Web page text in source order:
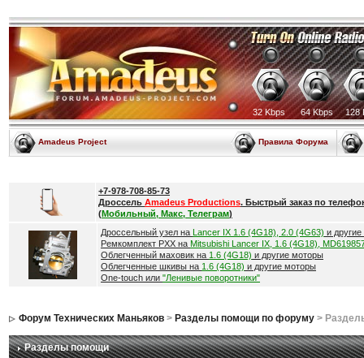
32 Kbps 64 Kbps 128
Amadeus Project Правила Форума
+7-978-708-85-73
Дроссель Amadeus Productions. Быстрый заказ по
(Мобильный, Макс, Телеграм)
Дроссельный узел на Lancer IX 1.6 (4G18), 2.0 (4G63) и
Ремкомплект РХХ на Mitsubishi Lancer IX, 1.6 (4G18),
Облегченный маховик на 1.6 (4G18) и другие моторы
Облегченные шкивы на 1.6 (4G18) и другие моторы
One-touch или "Ленивые поворотники"
Форум Технических Маньяков> Разделы помощи по форуму>
Разделы помощи